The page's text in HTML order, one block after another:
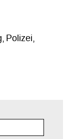
Polizei